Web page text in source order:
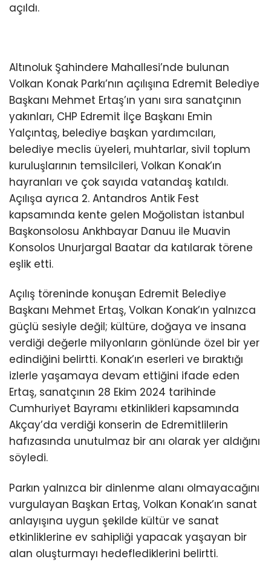
açıldı.
Altınoluk Şahindere Mahallesi’nde bulunan
Volkan Konak Parkı’nın açılışına Edremit Belediye
Başkanı Mehmet Ertaş’ın yanı sıra sanatçının
yakınları, CHP Edremit İlçe Başkanı Emin
Yalçıntaş, belediye başkan yardımcıları,
belediye meclis üyeleri, muhtarlar, sivil toplum
kuruluşlarının temsilcileri, Volkan Konak’ın
hayranları ve çok sayıda vatandaş katıldı.
Açılışa ayrıca 2. Antandros Antik Fest
kapsamında kente gelen Moğolistan İstanbul
Başkonsolosu Ankhbayar Danuu ile Muavin
Konsolos Unurjargal Baatar da katılarak törene
eşlik etti.
Açılış töreninde konuşan Edremit Belediye
Başkanı Mehmet Ertaş, Volkan Konak’ın yalnızca
güçlü sesiyle değil; kültüre, doğaya ve insana
verdiği değerle milyonların gönlünde özel bir yer
edindiğini belirtti. Konak’ın eserleri ve bıraktığı
izlerle yaşamaya devam ettiğini ifade eden
Ertaş, sanatçının 28 Ekim 2024 tarihinde
Cumhuriyet Bayramı etkinlikleri kapsamında
Akçay’da verdiği konserin de Edremitlilerin
hafızasında unutulmaz bir anı olarak yer aldığını
söyledi.
Parkın yalnızca bir dinlenme alanı olmayacağını
vurgulayan Başkan Ertaş, Volkan Konak’ın sanat
anlayışına uygun şekilde kültür ve sanat
etkinliklerine ev sahipliği yapacak yaşayan bir
alan oluşturmayı hedeflediklerini belirtti.